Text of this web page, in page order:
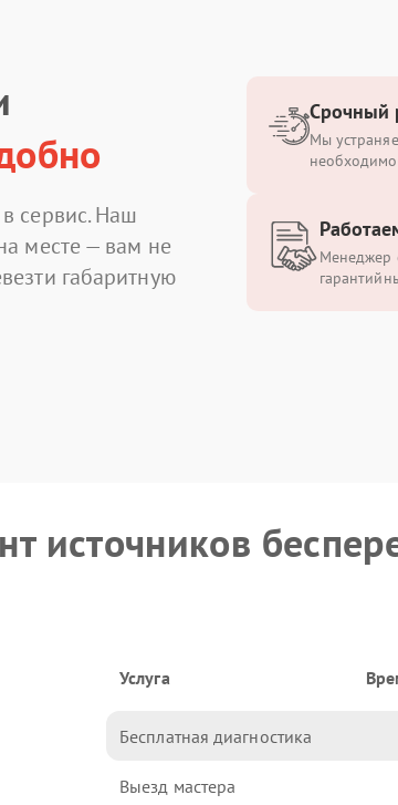
сервис. Наш
месте — вам не
габаритную
Срочный
Мы
Менеджер
источников
Услуга
Бесплатная диагностика
Выезд мастера